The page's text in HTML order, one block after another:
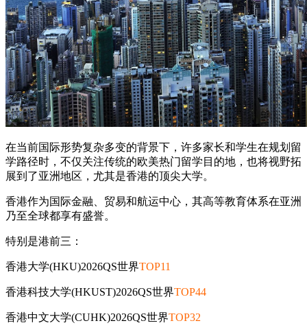
在当前国际形势复杂多变的背景下，许多家长和学生在规划留
学路径时，不仅关注传统的欧美热门留学目的地，也将视野拓
展到了亚洲地区，尤其是香港的顶尖大学。
香港作为国际金融、贸易和航运中心，其高等教育体系在亚洲
乃至全球都享有盛誉。
特别是港前三：
香港大学(HKU)2026QS世界TOP11
香港科技大学(HKUST)2026QS世界TOP44
香港中文大学(CUHK)2026QS世界TOP32